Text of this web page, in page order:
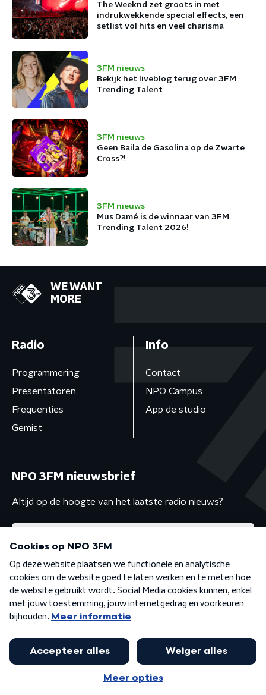
The Weeknd zet groots in met
indrukwekkende special effects, een
setlist vol hits en veel charisma
3FM nieuws
Bekijk het liveblog terug over 3FM
Trending Talent
3FM nieuws
Geen Baila de Gasolina op de Zwarte
Cross?!
3FM nieuws
Mus Damé is de winnaar van 3FM
Trending Talent 2026!
WE WANT
MORE
Radio
Programmering
Presentatoren
Frequenties
Gemist
Info
Contact
NPO Campus
App de studio
NPO 3FM nieuwsbrief
Altijd op de hoogte van het laatste radio nieuws?
Algemene voorwaarden Privacybeleid